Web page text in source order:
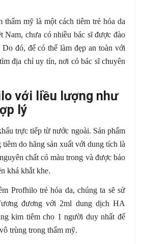
thẩm mỹ là một cách tiêm trẻ hóa da
Nam, chưa có nhiều bác sĩ được đào
đó, để có thể làm đẹp an toàn với
địa chỉ uy tín, nơi có bác sĩ chuyên
với liều lượng như
lý
trực tiếp từ nước ngoài. Sản phẩm
do hãng sản xuất với dung tích là
chất có màu trong và được bảo
khá khắt khe.
Profhilo trẻ hóa da, chúng ta sẽ sử
đương với 2ml dung dịch HA
kim tiêm cho 1 người duy nhất để
trùng trong thẩm mỹ.